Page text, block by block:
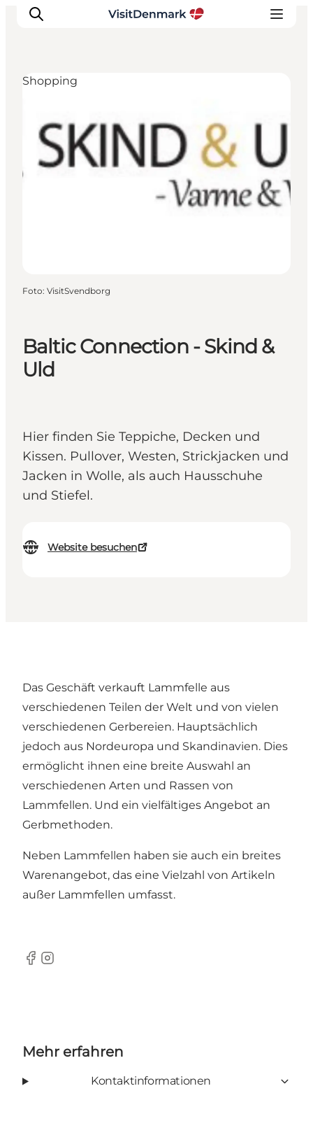
Inspiration
Regionen
Erlebnisse
Baltic Connection - Skind &
Uld
Hier finden Sie Teppiche, Decken und
Kissen. Pullover, Westen, Strickjacken und
Jacken in Wolle, als auch Hausschuhe
und Stiefel.
Website besuchen
Shopping
Foto: VisitSvendborg
Das Geschäft verkauft Lammfelle aus
verschiedenen Teilen der Welt und von vielen
verschiedenen Gerbereien. Hauptsächlich
jedoch aus Nordeuropa und Skandinavien. Dies
ermöglicht ihnen eine breite Auswahl an
verschiedenen Arten und Rassen von
Lammfellen. Und ein vielfältiges Angebot an
Gerbmethoden.
Neben Lammfellen haben sie auch ein breites
Warenangebot, das eine Vielzahl von Artikeln
außer Lammfellen umfasst.
Facebook
Instagram
Mehr erfahren
Kontaktinformationen